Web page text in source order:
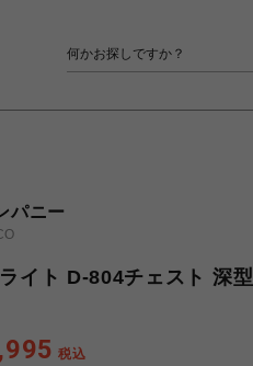
パニー
イト D-804チェスト 深型
税込